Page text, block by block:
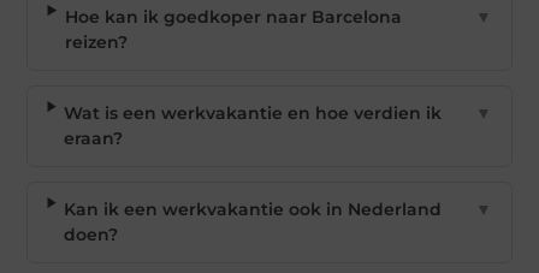
Hoe kan ik goedkoper naar Barcelona
reizen?
▼
Wat is een werkvakantie en hoe verdien ik
eraan?
▼
Kan ik een werkvakantie ook in Nederland
doen?
▼